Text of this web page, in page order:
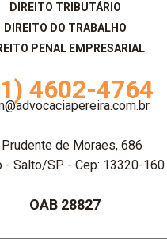
DIREITO TRIBUTÁRIO
DIREITO DO TRABALHO
PENAL EMPRESARIAL
4602-4764
Prudente de Moraes, 686
- Salto/SP - Cep: 13320-160
OAB 28827